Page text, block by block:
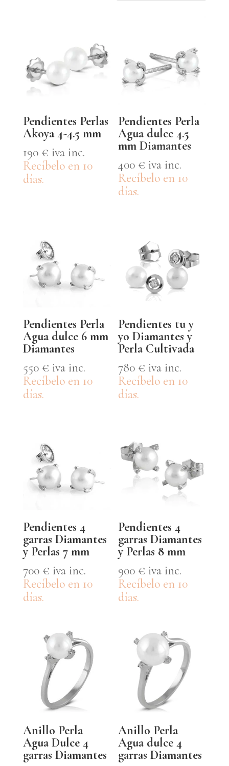
Pendientes Perlas
Akoya 4-4.5 mm
190 € iva inc.
Recíbelo en 10
días.
Pendientes Perla
Agua dulce 4.5
mm Diamantes
400 € iva inc.
Recíbelo en 10
días.
Pendientes Perla
Agua dulce 6 mm
Diamantes
550 € iva inc.
Recíbelo en 10
días.
Pendientes tu y
yo Diamantes y
Perla Cultivada
780 € iva inc.
Recíbelo en 10
días.
Pendientes 4
garras Diamantes
y Perlas 7 mm
700 € iva inc.
Recíbelo en 10
días.
Pendientes 4
garras Diamantes
y Perlas 8 mm
900 € iva inc.
Recíbelo en 10
días.
Anillo Perla
Agua Dulce 4
garras Diamantes
Anillo Perla
Agua dulce 4
garras Diamantes